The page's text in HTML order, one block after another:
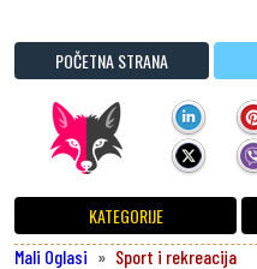
POČETNA STRANA
KATEGORIJE
Mali Oglasi
Sport i rekreacija